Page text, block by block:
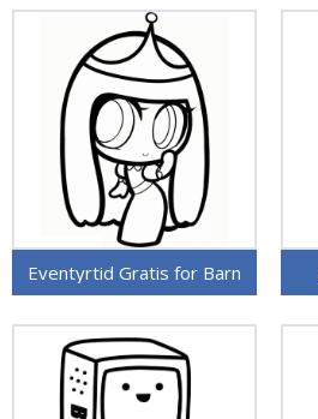
Eventyrtid Gratis for Barn